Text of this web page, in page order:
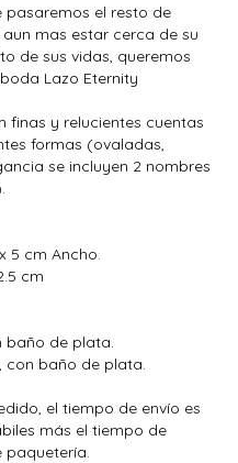
pasaremos el resto de
mas estar cerca de su
de sus vidas, queremos
Lazo Eternity
finas y relucientes cuentas
formas (ovaladas,
se incluyen 2 nombres
5 cm Ancho.
cm
baño de plata.
con baño de plata.
el tiempo de envío es
más el tiempo de
paquetería.